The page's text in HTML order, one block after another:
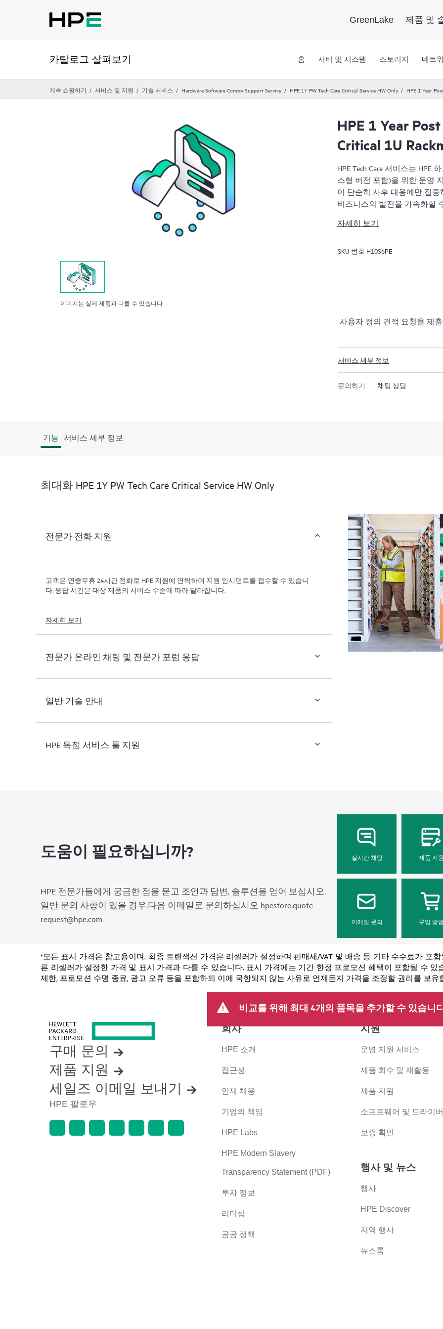
GreenLake 제품 및
카탈로그 살펴보기 홈 서버 및 시스템 스토리지 네트
계속 쇼핑하기 서비스 및 지원 기술 서비스 Hardware Software Combo Support Service HPE 1Y PW Tech Care Critical Service HW Only HPE 1 Year
이미지는 실제 제품과 다를 수 있습니다
HPE 1 Year
Critical 1U
HPE Tech Care 서비스는
스형 버전 포함)을 위한 운영
이 단순히 사후 대응에만 집
비즈니스의 발전을 가속화할
HPE Tech Care 서비스는 고
지원하고, 일반적인 기술 관련
안내를 제공함으로써 기존의
대한 실행 가능한 데이터와
제공하는 개선되고 개인화된
자세히 보기
SKU 번호 H10S6PE
사용자 정의 견적 요청을 제
서비스 세부 정보
문의하기 채팅 상담
기능 서비스 세부 정보
최대화 HPE 1Y PW Tech Care Critical Service HW Only
전문가 전화 지원
고객은 연중무휴 24시간 전화로 HPE 지원에 연락하여 지원 인시던트를 접수할 수 있습니
다. 응답 시간은 대상 제품의 서비스 수준에 따라 달라집니다.
자세히 보기
전문가 온라인 채팅 및 전문가 포럼 응답
일반 기술 안내
HPE 독점 서비스 툴 지원
도움이 필요하십니까?
HPE 전문가들에게 궁금한 점을 묻고 조언과 답변, 솔루션을 얻어 보십시오.
일반 문의 사항이 있을 경우,다음 이메일로 문의하십시오 hpestore.quote-
request@hpe.com
실시간 채팅 제품 지
이메일 문의 구입 방
*모든 표시 가격은 참고용이며, 최종 트랜잭션 가격은 리셀러가 설정하며 판매세/VAT 및 배송 등 기타 수수료가 포
른 리셀러가 설정한 가격 및 표시 가격과 다를 수 있습니다. 표시 가격에는 기간 한정 프로모션 혜택이 포함될 수 있
제한, 프로모션 수명 종료, 광고 오류 등을 포함하되 이에 국한되지 않는 사유로 언제든지 가격을 조정할 권리를 보유
비교를 위해 최대 4개의 품목을 추가할 수 있습니
구매 문의
제품 지원
세일즈 이메일 보내기
HPE 팔로우
회사
HPE 소개
접근성
인재 채용
기업의 책임
HPE Labs
HPE Modern Slavery
Transparency Statement (PDF)
투자 정보
리더십
공공 정책
지원
운영 지원 서비스
제품 회수 및 재활용
제품 지원
소프트웨어 및 드라이
보증 확인
행사 및 뉴스
행사
HPE Discover
지역 행사
뉴스룸